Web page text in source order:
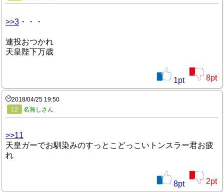
>>3 ・・・
連投おつかれ
天皇陛下万歳
1pt 8pt
2018/04/25 19:50
12
名無しさん
>>11
天皇ガーでお馴染みのすっとこどっこいトンスラー君お疲
れ
8pt 2pt